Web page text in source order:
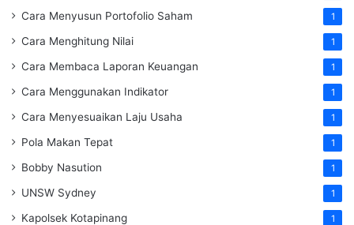
Cara Menyusun Portofolio Saham 1
Cara Menghitung Nilai 1
Cara Membaca Laporan Keuangan 1
Cara Menggunakan Indikator 1
Cara Menyesuaikan Laju Usaha 1
Pola Makan Tepat 1
Bobby Nasution 1
UNSW Sydney 1
Kapolsek Kotapinang 1